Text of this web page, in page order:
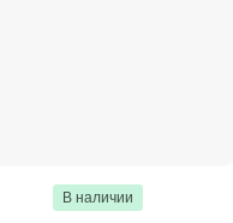
В наличии